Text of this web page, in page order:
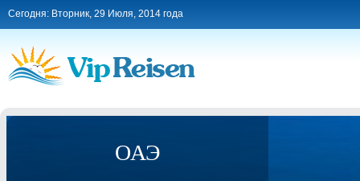
Сегодня: Вторник, 29 Июля, 2014 года
ОАЭ